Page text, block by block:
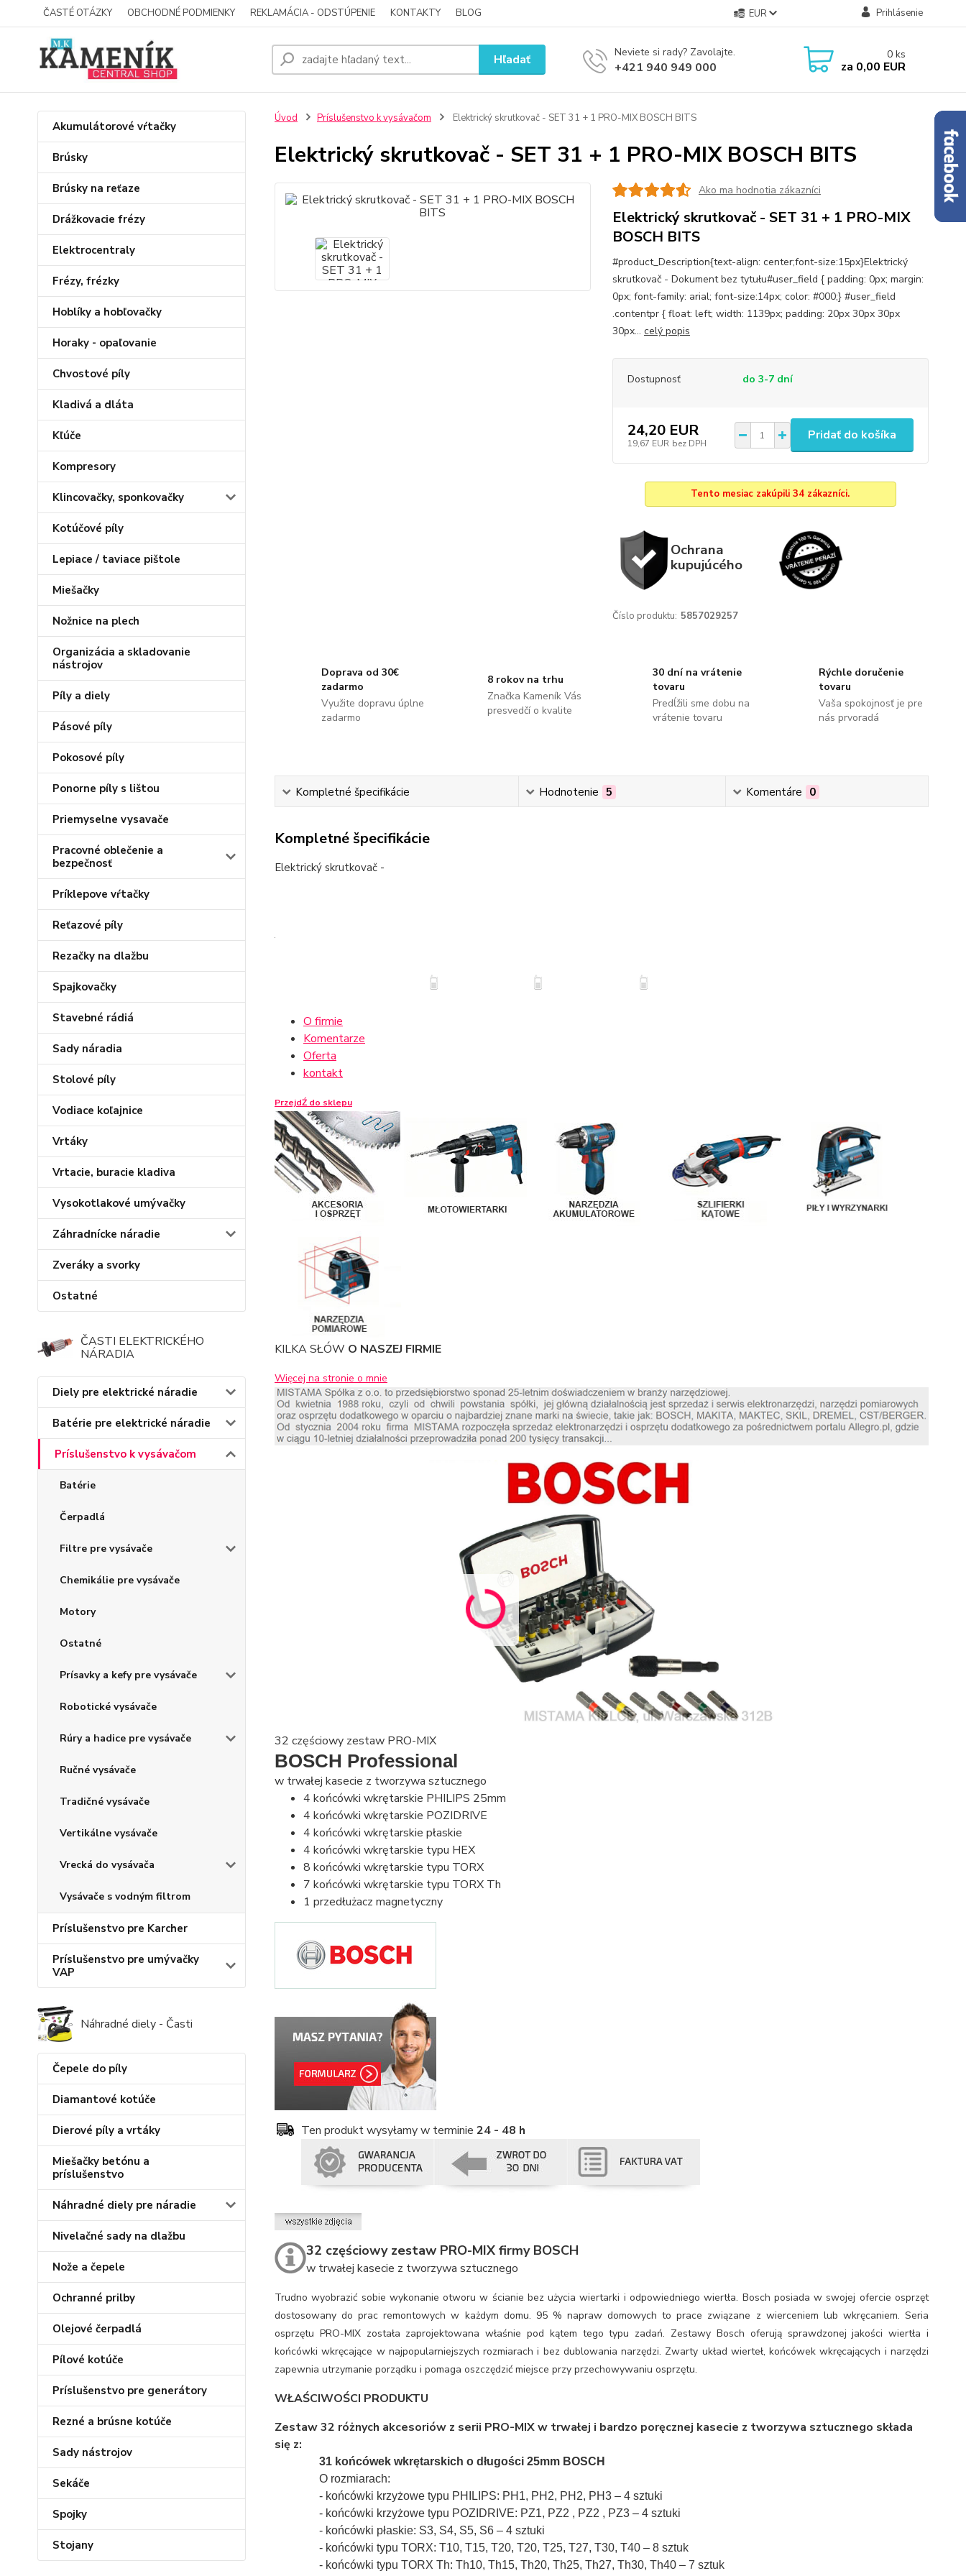
ČASTÉ OTÁZKY OBCHODNÉ PODMIENKY REKLAMÁCIA - ODSTÚPENIE KONTAKTY BLOG EUR Prihlásenie
Hľadať Neviete si rady? Zavolajte.
+421 940 949 000
0 ks
za 0,00 EUR
Akumulátorové vŕtačky
Brúsky
Brúsky na reťaze
Drážkovacie frézy
Elektrocentraly
Frézy, frézky
Hoblíky a hobľovačky
Horaky - opaľovanie
Chvostové píly
Kladivá a dláta
Kľúče
Kompresory
Klincovačky, sponkovačky
Kotúčové píly
Lepiace / taviace pištole
Miešačky
Nožnice na plech
Organizácia a skladovanie
nástrojov
Píly a diely
Pásové píly
Pokosové píly
Ponorne píly s lištou
Priemyselne vysavače
Pracovné oblečenie a
bezpečnosť
Príklepove vŕtačky
Reťazové píly
Rezačky na dlažbu
Spajkovačky
Stavebné rádiá
Sady náradia
Stolové píly
Vodiace koľajnice
Vrtáky
Vrtacie, buracie kladiva
Vysokotlakové umývačky
Záhradnícke náradie
Zveráky a svorky
Ostatné
ČASTI ELEKTRICKÉHO
NÁRADIA
Diely pre elektrické náradie
Batérie pre elektrické náradie
Príslušenstvo k vysávačom
Batérie
Čerpadlá
Filtre pre vysávače
Chemikálie pre vysávače
Motory
Ostatné
Prísavky a kefy pre vysávače
Robotické vysávače
Rúry a hadice pre vysávače
Ručné vysávače
Tradičné vysávače
Vertikálne vysávače
Vrecká do vysávača
Vysávače s vodným filtrom
Príslušenstvo pre Karcher
Príslušenstvo pre umývačky
VAP
Náhradné diely - Časti
Čepele do píly
Diamantové kotúče
Dierové píly a vrtáky
Miešačky betónu a
príslušenstvo
Náhradné diely pre náradie
Nivelačné sady na dlažbu
Nože a čepele
Ochranné prilby
Olejové čerpadlá
Pílové kotúče
Príslušenstvo pre generátory
Rezné a brúsne kotúče
Sady nástrojov
Sekáče
Spojky
Stojany
Úvod Príslušenstvo k vysávačom Elektrický skrutkovač - SET 31 + 1 PRO-MIX BOSCH BITS
Elektrický skrutkovač - SET 31 + 1 PRO-MIX BOSCH BITS
Ako ma hodnotia zákazníci
Elektrický skrutkovač - SET 31 + 1 PRO-MIX
BOSCH BITS
#product_Description{text-align: center;font-size:15px}Elektrický
skrutkovač - Dokument bez tytułu#user_field { padding: 0px; margin:
0px; font-family: arial; font-size:14px; color: #000;} #user_field
.contentpr { float: left; width: 1139px; padding: 20px 30px 30px
30px... celý popis
Dostupnosť do 3-7 dní
24,20 EUR
19,67 EUR bez DPH
Pridať do košíka
Tento mesiac zakúpili 34 zákazníci.
Ochrana
kupujúcého
Číslo produktu: 5857029257
Doprava od 30€
zadarmo
Využite dopravu úplne
zadarmo
8 rokov na trhu
Značka Kameník Vás
presvedčí o kvalite
30 dní na vrátenie
tovaru
Predĺžili sme dobu na
vrátenie tovaru
Rýchle doručenie
tovaru
Vaša spokojnosť je pre
nás prvoradá
Kompletné špecifikácie Hodnotenie 5 Komentáre 0
Kompletné špecifikácie
Elektrický skrutkovač -
O firmie
Komentarze
Oferta
kontakt
PrzejdŹ do sklepu
KILKA SŁÓW O NASZEJ FIRMIE
Więcej na stronie o mnie
32 częściowy zestaw PRO-MIX
BOSCH Professional
w trwałej kasecie z tworzywa sztucznego
4 końcówki wkrętarskie PHILIPS 25mm
4 końcówki wkrętarskie POZIDRIVE
4 końcówki wkrętarskie płaskie
4 końcówki wkrętarskie typu HEX
8 końcówki wkrętarskie typu TORX
7 końcówki wkrętarskie typu TORX Th
1 przedłużacz magnetyczny
Ten produkt wysyłamy w terminie 24 - 48 h
32 częściowy zestaw PRO-MIX firmy BOSCH
w trwałej kasecie z tworzywa sztucznego
Trudno wyobrazić sobie wykonanie otworu w ścianie bez użycia wiertarki i odpowiedniego wiertła. Bosch posiada w swojej ofercie osprzęt
dostosowany do prac remontowych w każdym domu. 95 % napraw domowych to prace związane z wierceniem lub wkręcaniem. Seria
osprzętu PRO-MIX została zaprojektowana właśnie pod kątem tego typu zadań. Zestawy Bosch oferują sprawdzonej jakości wiertła i
końcówki wkręcające w najpopularniejszych rozmiarach i bez dublowania narzędzi. Zwarty układ wierteł, końcówek wkręcających i narzędzi
zapewnia utrzymanie porządku i pomaga oszczędzić miejsce przy przechowywaniu osprzętu.
WŁAŚCIWOŚCI PRODUKTU
Zestaw 32 różnych akcesoriów z serii PRO-MIX w trwałej i bardzo poręcznej kasecie z tworzywa sztucznego składa
się z:
31 końcówek wkrętarskich o długości 25mm BOSCH
O rozmiarach:
- końcówki krzyżowe typu PHILIPS: PH1, PH2, PH2, PH3 – 4 sztuki
- końcówki krzyżowe typu POZIDRIVE: PZ1, PZ2 , PZ2 , PZ3 – 4 sztuki
- końcówki płaskie: S3, S4, S5, S6 – 4 sztuki
- końcówki typu TORX: T10, T15, T20, T20, T25, T27, T30, T40 – 8 sztuk
- końcówki typu TORX Th: Th10, Th15, Th20, Th25, Th27, Th30, Th40 – 7 sztuk